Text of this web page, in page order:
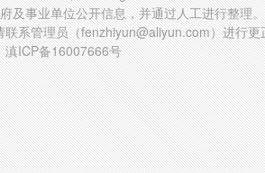
及事业单位公开信息，并通过人工进行整理。
系管理员（fenzhiyun@aliyun.com）进行更
滇ICP备16007666号